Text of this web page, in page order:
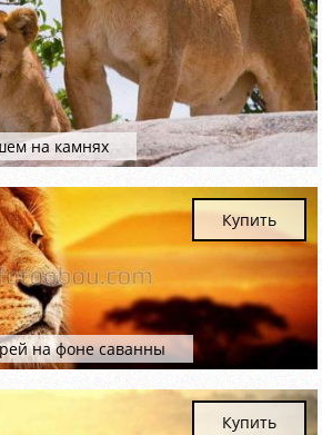
на камнях
на фоне саванны
Купить
Купить